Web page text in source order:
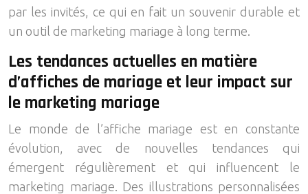
par les invités, ce qui en fait un souvenir durable et
un outil de marketing mariage à long terme.
Les tendances actuelles en matière
d’affiches de mariage et leur impact sur
le marketing mariage
Le monde de l’affiche mariage est en constante
évolution, avec de nouvelles tendances qui
émergent régulièrement et qui influencent le
marketing mariage. Des illustrations personnalisées